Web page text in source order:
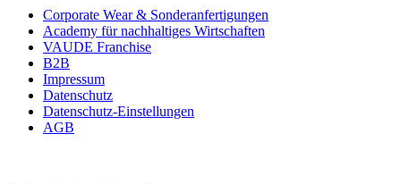
Corporate Wear & Sonderanfertigungen
Academy für nachhaltiges Wirtschaften
VAUDE Franchise
B2B
Impressum
Datenschutz
Datenschutz-Einstellungen
AGB